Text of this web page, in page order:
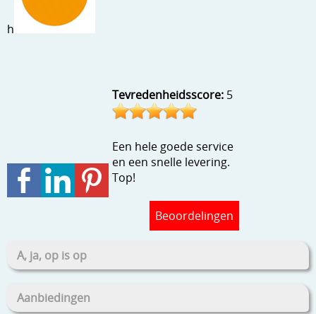
Stempels en zo
h
Tevredenheidsscore: 5
Een hele goede service
en een snelle levering.
Top!
Beoordelingen
A, ja, op is op
Aanbiedingen